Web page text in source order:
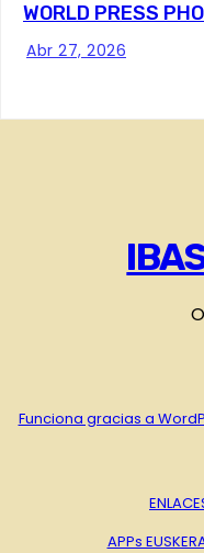
WORLD PRESS
Abr 27, 2026
Funciona gracias a
APPs